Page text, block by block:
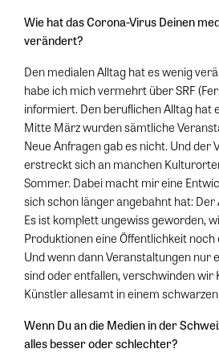
Wie hat das Corona-Virus Deinen
verändert?
Den medialen Alltag hat es wenig
habe ich mich vermehrt über SRF
informiert. Den beruflichen Alltag hat
Mitte März wurden sämtliche
Neue Anfragen gab es nicht. Und der
erstreckt sich an manchen
Sommer. Dabei macht mir eine
sich schon länger angebahnt hat: Der
Es ist komplett ungewiss geworden,
Produktionen eine Öffentlichkeit
Und wenn dann Veranstaltungen nur
sind oder entfallen, verschwinden wir
Künstler allesamt in einem
Wenn Du an die Medien in der
alles besser oder schlechter?